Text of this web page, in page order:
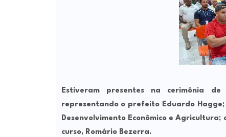
Estiveram presentes na cerimônia
representando o prefeito Eduardo
Desenvolvimento Econômico e
curso, Romário Bezerra.